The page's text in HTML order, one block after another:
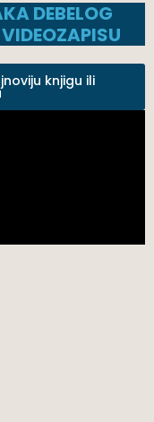
DEBELOG
knjigu ili